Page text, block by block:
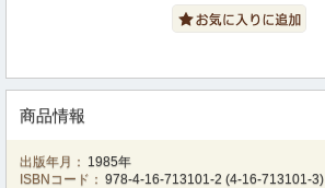
商品情報
出版年月： 1985年
ISBNコード： 978-4-16-713101-2 (4-16-713101-3)